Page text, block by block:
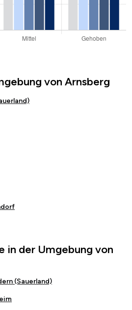
von Arnsberg
in der Umgebung von
(Sauerland)